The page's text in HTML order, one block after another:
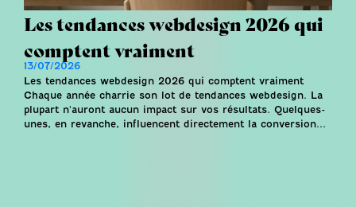
Les tendances webdesign 2026 qui
comptent vraiment
13/07/2026
Les tendances webdesign 2026 qui comptent vraiment
Chaque année charrie son lot de tendances webdesign. La
plupart n'auront aucun impact sur vos résultats. Quelques-
unes, en revanche, influencent directement la conversion...